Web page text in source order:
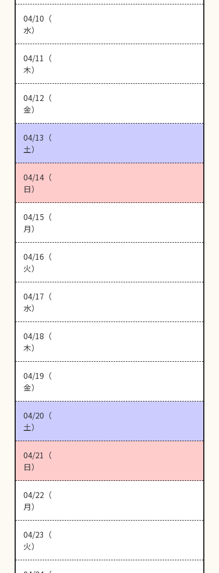
04/10（
水）
04/11（
木）
04/12（
金）
04/13（
土）
04/14（
日）
04/15（
月）
04/16（
火）
04/17（
水）
04/18（
木）
04/19（
金）
04/20（
土）
04/21（
日）
04/22（
月）
04/23（
火）